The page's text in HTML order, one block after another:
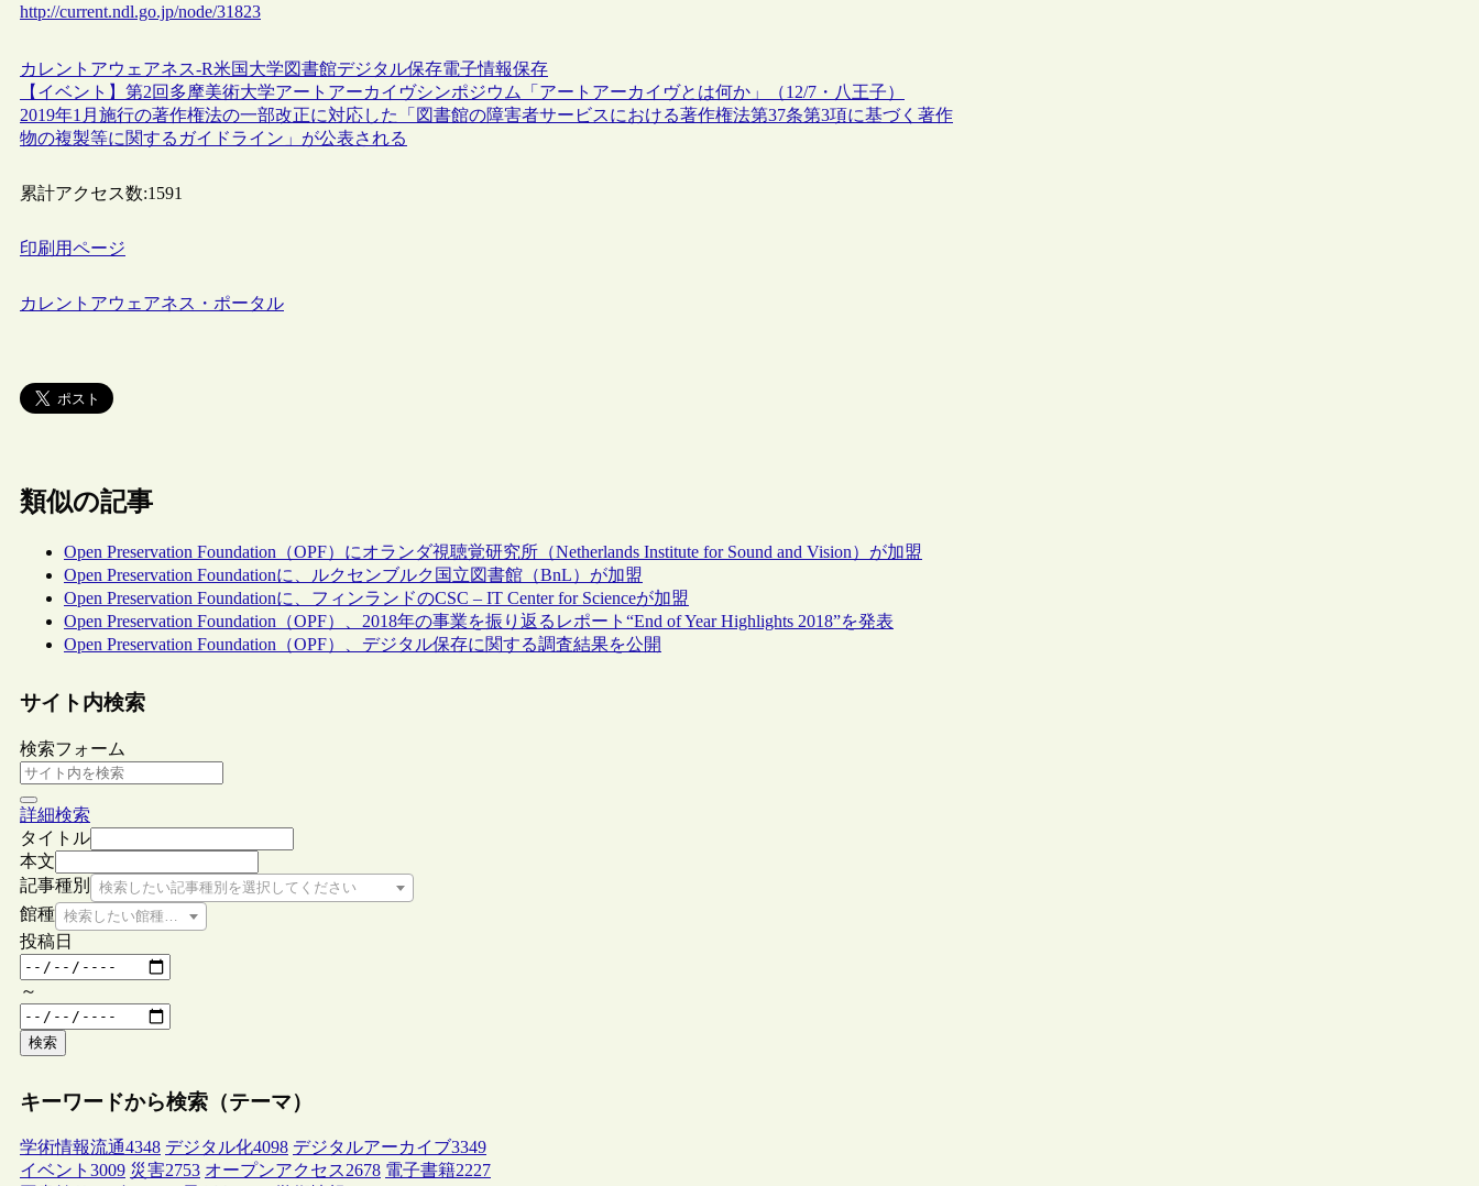
http://current.ndl.go.jp/node/31823
カレントアウェアネス-R米国 大学図書館デジタル保存電子情報保存
【イベント】第2回多摩美術大学アートアーカイヴシンポジウム「アートアーカイヴとは何か」（12/7・八王子）
2019年1月施行の著作権法の一部改正に対応した「図書館の障害者サービスにおける著作権法第37条第3項に基づく著作
物の複製等に関するガイドライン」が公表される
累計アクセス数:1591
印刷用ページ
カレントアウェアネス・ポータル
類似の記事
Open Preservation Foundation（OPF）にオランダ視聴覚研究所（Netherlands Institute for Sound and Vision）が加盟
Open Preservation Foundationに、ルクセンブルク国立図書館（BnL）が加盟
Open Preservation Foundationに、フィンランドのCSC – IT Center for Scienceが加盟
Open Preservation Foundation（OPF）、2018年の事業を振り返るレポート“End of Year Highlights 2018”を発表
Open Preservation Foundation（OPF）、デジタル保存に関する調査結果を公開
サイト内検索
検索フォーム
詳細検索
タイトル
本文
記事種別
検索したい記事種別を選択してください
館種 検索したい館種を選択してください
投稿日
～
検索
キーワードから検索（テーマ）
学術情報流通4348 デジタル化4098 デジタルアーカイブ3349
イベント 3009 災害2753 オープンアクセス2678 電子書籍2227